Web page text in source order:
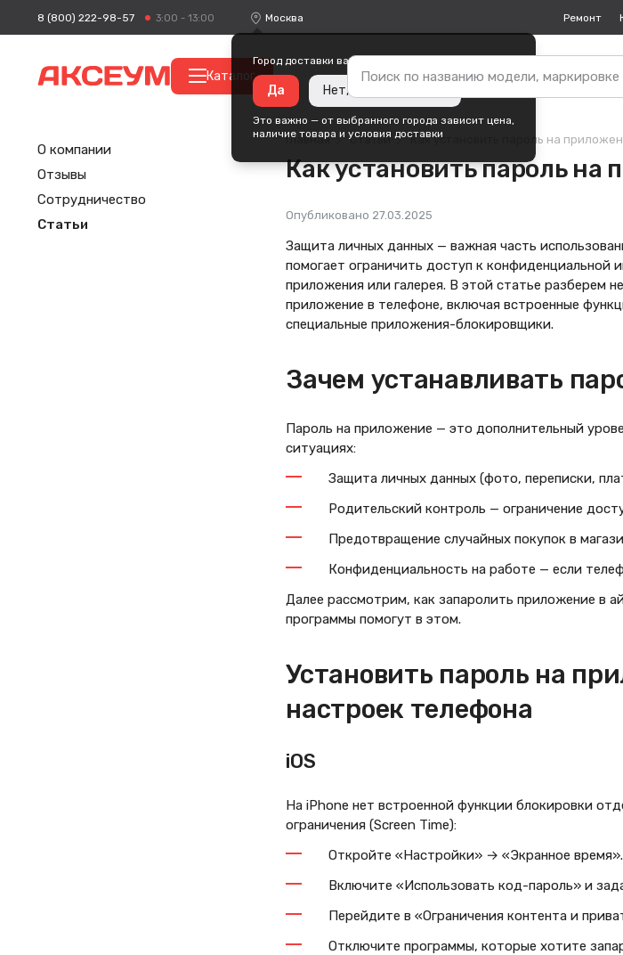
8 (800) 222-98-57 3:00 - 13:00 Москва
Город доставки ваших покупок —
Да Нет, изменить город
Это важно — от выбранного города зависит цена,
наличие товара и условия доставки
Ремонт
Каталог
О компании
Отзывы
Сотрудничество
Статьи
Главная Статьи Как установить пароль на
Как установить пароль на
Опубликовано 27.03.2025
Защита личных данных — важная часть
помогает ограничить доступ к
приложения или галерея. В этой статье разберем
приложение в телефоне, включая встроенные
специальные приложения-блокировщики.
Зачем устанавливать
Пароль на приложение — это дополнительный
ситуациях:
Защита личных данных (фото, переписки,
Родительский контроль — ограничение
Предотвращение случайных покупок в
Конфиденциальность на работе — если
Далее рассмотрим, как запаролить приложение в
программы помогут в этом.
Установить пароль на
настроек телефона
iOS
На iPhone нет встроенной функции блокировки
ограничения (Screen Time):
Откройте «Настройки» → «Экранное время».
Включите «Использовать код-пароль» и
Перейдите в «Ограничения контента и
Отключите программы, которые хотите